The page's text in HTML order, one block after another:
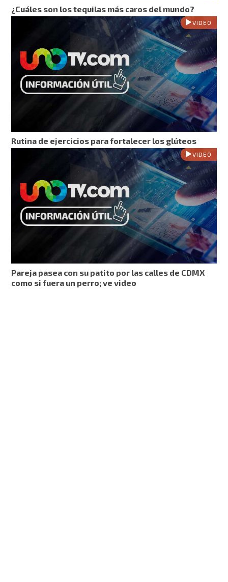
¿Cuáles son los tequilas más caros del mundo?
VIDEO
Rutina de ejercicios para fortalecer los glúteos
VIDEO
Pareja pasea con su patito por las calles de CDMX
como si fuera un perro; ve video